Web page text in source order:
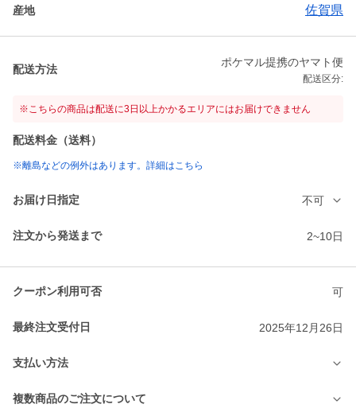
産地 佐賀県
配送方法
ポケマル提携のヤマト便
配送区分:
※こちらの商品は配送に3日以上かかるエリアにはお届けできません
配送料金（送料）
※離島などの例外はあります。詳細はこちら
お届け日指定 不可
注文から発送まで 2~10日
クーポン利用可否 可
最終注文受付日 2025年12月26日
支払い方法
複数商品のご注文について